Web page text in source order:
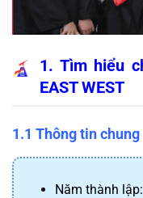
1. Tìm hiểu
EAST WEST
1.1 Thông tin chung
Năm thành